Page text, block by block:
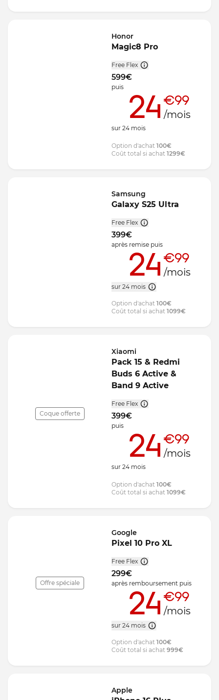
Honor
Magic8 Pro
Free Flex
599€
puis
24 €99
/mois
sur 24 mois
Option d'achat 100€
Coût total si achat 1299€
Samsung
Galaxy S25 Ultra
Free Flex
399€
après remise puis
24 €99
/mois
sur 24 mois
Option d'achat 100€
Coût total si achat 1099€
Coque offerte
Xiaomi
Pack 15 & Redmi
Buds 6 Active &
Band 9 Active
Free Flex
399€
puis
24 €99
/mois
sur 24 mois
Option d'achat 100€
Coût total si achat 1099€
Offre spéciale
Google
Pixel 10 Pro XL
Free Flex
299€
après remboursement puis
24 €99
/mois
sur 24 mois
Option d'achat 100€
Coût total si achat 999€
Apple